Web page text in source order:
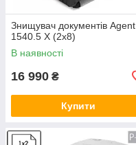
Знищувач документів Agent
1540.5 X (2х8)
В наявності
16 990 ₴
Купити